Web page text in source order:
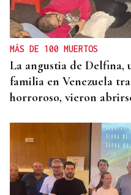
MÁS DE 100 MUERTOS
La angustia de Delfina,
familia en Venezuela
horroroso, vieron